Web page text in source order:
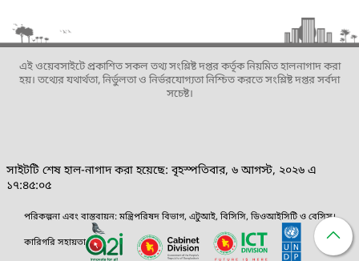
এই ওয়েবসাইটে প্রকাশিত সকল তথ্য সংশ্লিষ্ট দপ্তর কর্তৃক নিয়মিত হালনাগাদ করা
হয়। তথ্যের যথার্থতা, নির্ভুলতা ও নির্ভরযোগ্যতা নিশ্চিত করতে সংশ্লিষ্ট দপ্তর সর্বদা
সচেষ্ট।
সাইটটি শেষ হাল-নাগাদ করা হয়েছে: বৃহস্পতিবার, ৬ আগস্ট, ২০২৬ এ
১৭:৪৫:০৫
পরিকল্পনা এবং বাস্তবায়ন: মন্ত্রিপরিষদ বিভাগ, এটুআই, বিসিসি, ডিওআইসিটি ও বেসিস।
কারিগরি সহায়তা